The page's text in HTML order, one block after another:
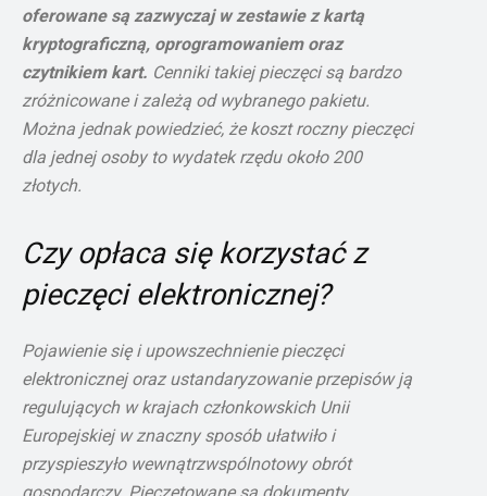
oferowane są zazwyczaj w zestawie z kartą
kryptograficzną, oprogramowaniem oraz
czytnikiem kart. Cenniki takiej pieczęci są bardzo
zróżnicowane i zależą od wybranego pakietu.
Można jednak powiedzieć, że koszt roczny pieczęci
dla jednej osoby to wydatek rzędu około 200
złotych.
Czy opłaca się korzystać z
pieczęci elektronicznej?
Pojawienie się i upowszechnienie pieczęci
elektronicznej oraz ustandaryzowanie przepisów ją
regulujących w krajach członkowskich Unii
Europejskiej w znaczny sposób ułatwiło i
przyspieszyło wewnątrzwspólnotowy obrót